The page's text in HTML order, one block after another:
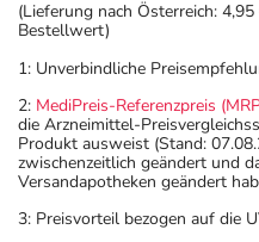
(Lieferung nach Österreich:
Bestellwert)
1: Unverbindliche
2: MediPreis-Referenzpreis
die Arzneimittel-
Produkt ausweist (Stand:
zwischenzeitlich geändert und
Versandapotheken geändert
3: Preisvorteil bezogen auf die